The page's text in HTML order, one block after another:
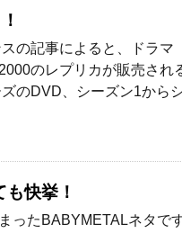
の記事によると、ドラマ
のレプリカが販売され
のDVD、シーズン1から
快挙！
ったBABYMETALネタで